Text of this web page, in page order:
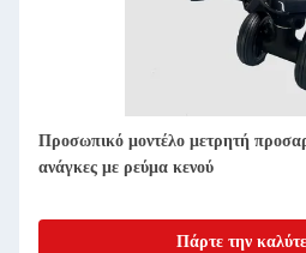
προσαρμοσμένο στις ειδικές σας
την καλύτερη τιμή